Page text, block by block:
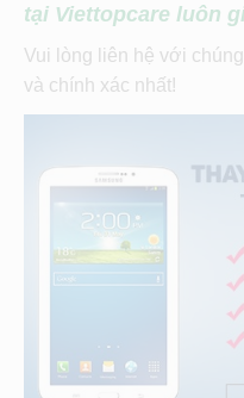
tại Viettopcare luôn
Vui lòng liên hệ với
và chính xác nhất!